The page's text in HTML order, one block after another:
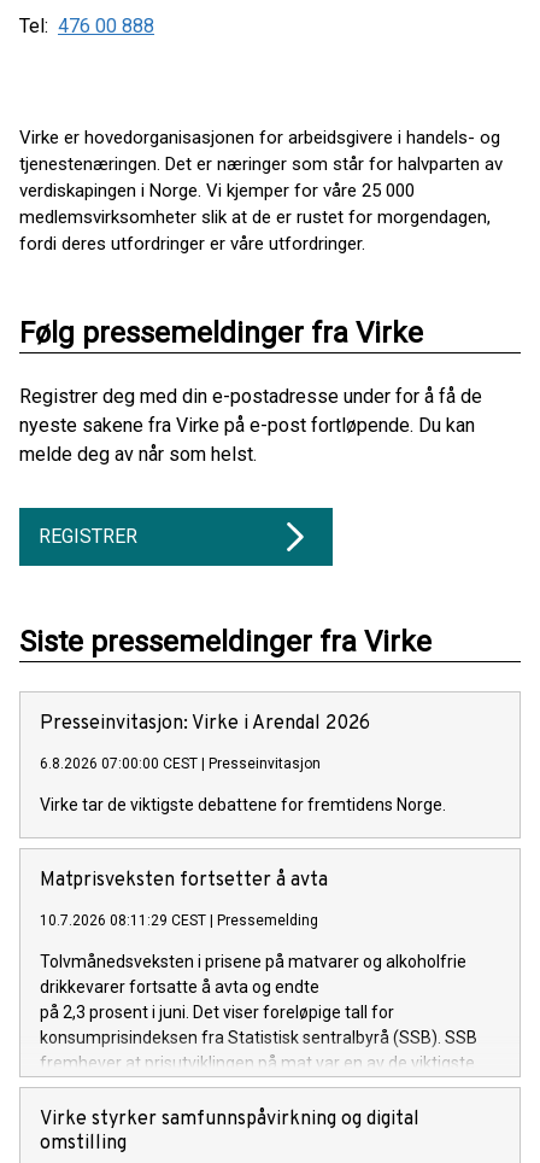
Tel: 476 00 888
Virke er hovedorganisasjonen for arbeidsgivere i handels- og
tjenestenæringen. Det er næringer som står for halvparten av
verdiskapingen i Norge. Vi kjemper for våre 25 000
medlemsvirksomheter slik at de er rustet for morgendagen,
fordi deres utfordringer er våre utfordringer.
Følg pressemeldinger fra Virke
Registrer deg med din e-postadresse under for å få de
nyeste sakene fra Virke på e-post fortløpende. Du kan
melde deg av når som helst.
REGISTRER
Siste pressemeldinger fra Virke
Presseinvitasjon: Virke i Arendal 2026
6.8.2026 07:00:00 CEST Presseinvitasjon
Virke tar de viktigste debattene for fremtidens Norge.
Matprisveksten fortsetter å avta
10.7.2026 08:11:29 CEST Pressemelding
Tolvmånedsveksten i prisene på matvarer og alkoholfrie
drikkevarer fortsatte å avta og endte
på 2,3 prosent i juni. Det viser foreløpige tall for
konsumprisindeksen fra Statistisk sentralbyrå (SSB). SSB
fremhever at prisutviklingen på mat var en av de viktigste
årsakene til at den generelle prisveksten (total KPI) var
lavere i juni enn i mai.
Virke styrker samfunnspåvirkning og digital
omstilling